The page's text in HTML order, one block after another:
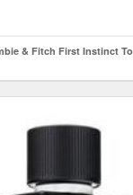
& Fitch First Instinct